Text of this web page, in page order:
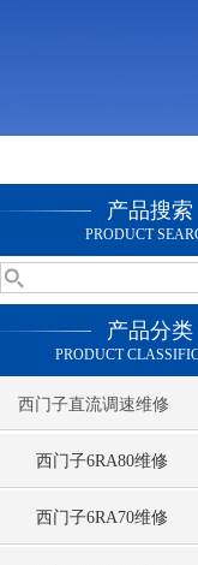
产品搜索
PRODUCT
产品分类
PRODUCT
西门子直流调速维修
西门子6RA80维修
西门子6RA70维修